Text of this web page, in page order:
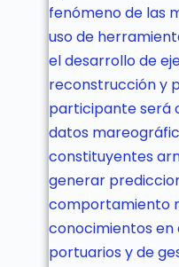
fenómeno de las
uso de
el desarrollo de
reconstrucción y
participante será
datos
constituyentes
generar
comportamiento
conocimientos
portuarios y de